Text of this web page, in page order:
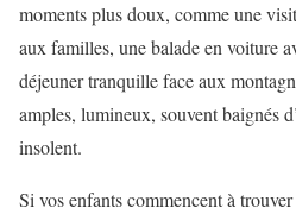
moments plus doux, comme une
aux familles, une balade en voiture
déjeuner tranquille face aux
amples, lumineux, souvent baignés
insolent.
Si vos enfants commencent à